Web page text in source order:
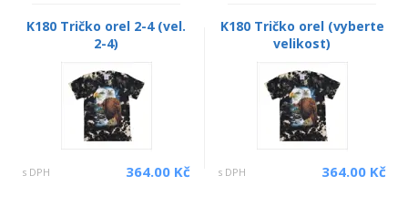
K180 Tričko orel 2-4 (vel.
2-4)
s DPH 364.00 Kč
K180 Tričko orel (vyberte
velikost)
s DPH 364.00 Kč